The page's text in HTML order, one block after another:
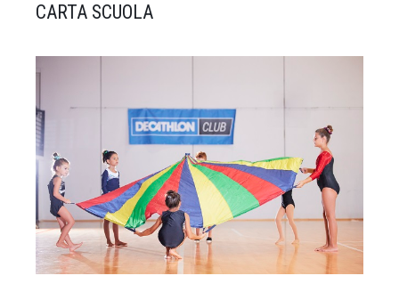
CARTA SCUOLA